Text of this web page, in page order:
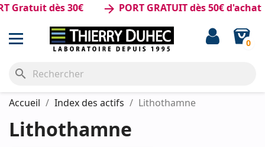
Gratuit dès 30€ arrow_forwardPORT GRATUIT dès 50€ d'achat
0
search
Accueil Index des actifs Lithothamne
Lithothamne